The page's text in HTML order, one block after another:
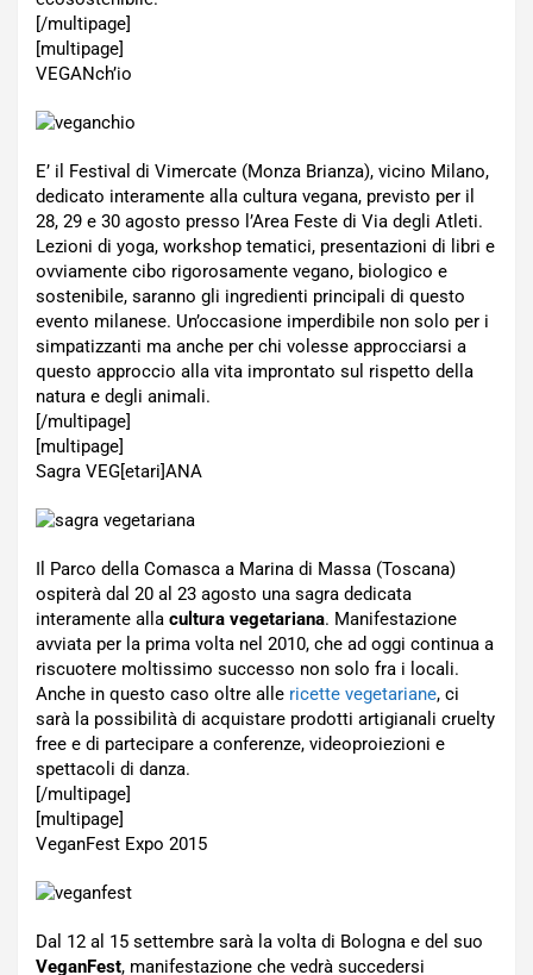
[/multipage]
[multipage]
VEGANch’io
E’ il Festival di Vimercate (Monza Brianza), vicino Milano,
dedicato interamente alla cultura vegana, previsto per il
28, 29 e 30 agosto presso l’Area Feste di Via degli Atleti.
Lezioni di yoga, workshop tematici, presentazioni di libri e
ovviamente cibo rigorosamente vegano, biologico e
sostenibile, saranno gli ingredienti principali di questo
evento milanese. Un’occasione imperdibile non solo per i
simpatizzanti ma anche per chi volesse approcciarsi a
questo approccio alla vita improntato sul rispetto della
natura e degli animali.
[/multipage]
[multipage]
Sagra VEG[etari]ANA
Il Parco della Comasca a Marina di Massa (Toscana)
ospiterà dal 20 al 23 agosto una sagra dedicata
interamente alla cultura vegetariana. Manifestazione
avviata per la prima volta nel 2010, che ad oggi continua a
riscuotere moltissimo successo non solo fra i locali.
Anche in questo caso oltre alle ricette vegetariane, ci
sarà la possibilità di acquistare prodotti artigianali cruelty
free e di partecipare a conferenze, videoproiezioni e
spettacoli di danza.
[/multipage]
[multipage]
VeganFest Expo 2015
Dal 12 al 15 settembre sarà la volta di Bologna e del suo
VeganFest, manifestazione che vedrà succedersi